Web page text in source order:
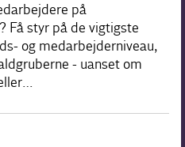
på
Få styr på de vigtigste
og medarbejderniveau,
- uanset om